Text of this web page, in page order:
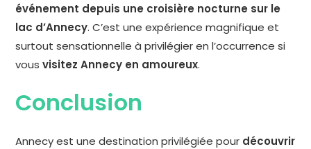
événement depuis une croisière nocturne sur le
lac d’Annecy. C’est une expérience magnifique et
surtout sensationnelle à privilégier en l’occurrence si
vousvisitez Annecy en amoureux.
Conclusion
Annecy est une destination privilégiée pour découvrir